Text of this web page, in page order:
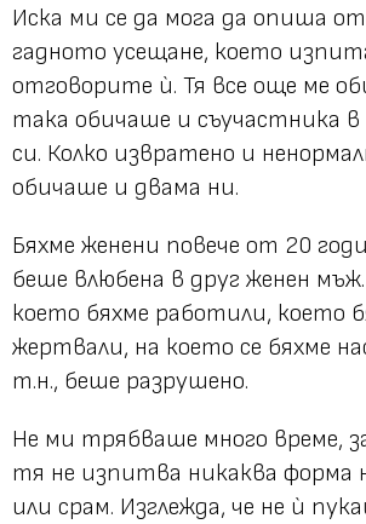
Иска ми се да мога да опиша
гадното усещане, което
отговорите ѝ. Тя все още ме
така обичаше и съучастника в
си. Колко извратено и
обичаше и двама ни.
Бяхме женени повече от 20
беше влюбена в друг женен мъж.
което бяхме работили, което
жертвали, на което се бяхме
т.н., беше разрушено.
Не ми трябваше много време,
тя не изпитва никаква форма
или срам. Изглежда, че не ѝ